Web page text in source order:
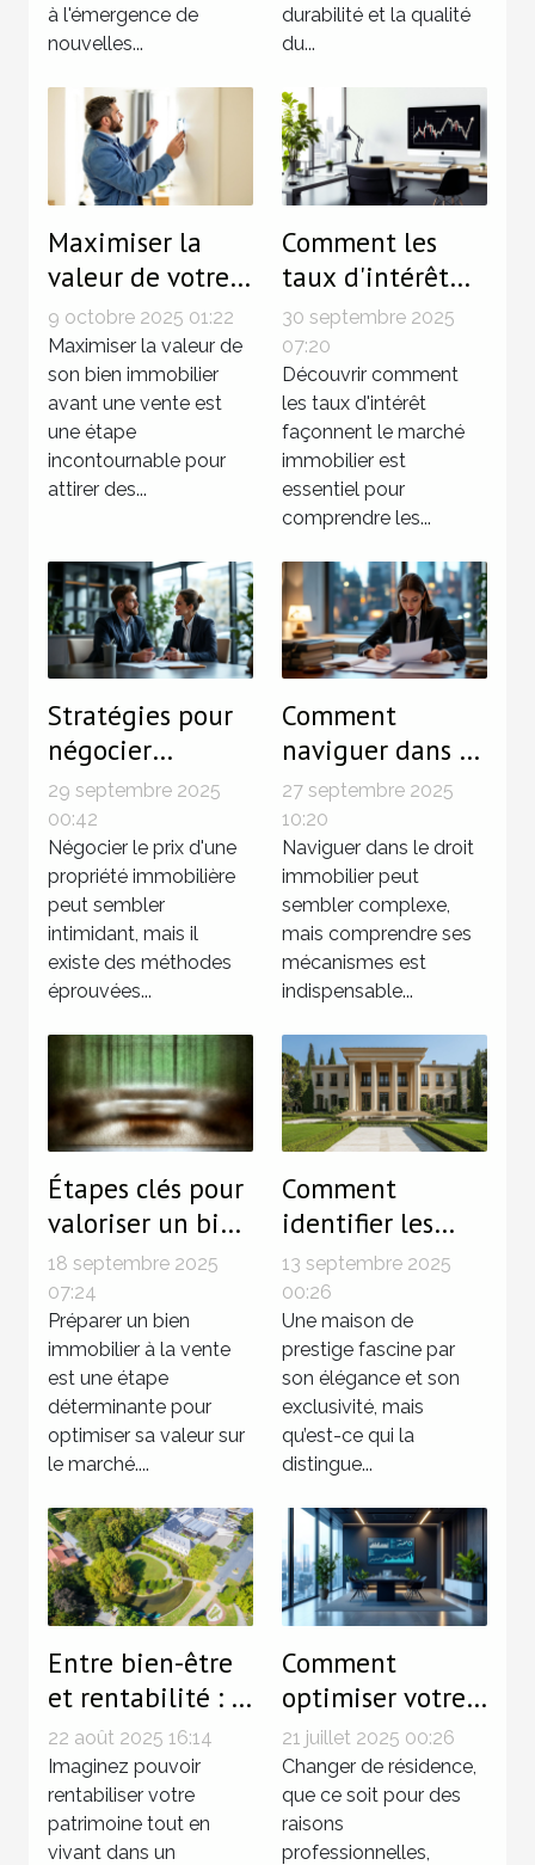
à l'émergence de
nouvelles...
durabilité et la qualité
du...
Maximiser la
valeur de votre
bien avant la
vente :
techniques
éprouvées
9 octobre 2025 01:22
Maximiser la valeur de
son bien immobilier
avant une vente est
une étape
incontournable pour
attirer des...
Comment les
taux d'intérêt
influencent le
marché
immobilier ?
30 septembre 2025
07:20
Découvrir comment
les taux d'intérêt
façonnent le marché
immobilier est
essentiel pour
comprendre les...
Stratégies pour
négocier
efficacement le
prix d'une
propriété
immobilière
29 septembre 2025
00:42
Négocier le prix d'une
propriété immobilière
peut sembler
intimidant, mais il
existe des méthodes
éprouvées...
Comment
naviguer dans le
droit immobilier
pour sécuriser
vos
investissements
?
27 septembre 2025
10:20
Naviguer dans le droit
immobilier peut
sembler complexe,
mais comprendre ses
mécanismes est
indispensable...
Étapes clés pour
valoriser un bien
avant la vente ?
18 septembre 2025
07:24
Préparer un bien
immobilier à la vente
est une étape
déterminante pour
optimiser sa valeur sur
le marché....
Comment
identifier les
caractéristiques
d'une maison de
prestige ?
13 septembre 2025
00:26
Une maison de
prestige fascine par
son élégance et son
exclusivité, mais
qu’est-ce qui la
distingue...
Entre bien-être
et rentabilité : le
charme de
l'immobilier à
Mondorf-les-
Bains
22 août 2025 16:14
Imaginez pouvoir
rentabiliser votre
patrimoine tout en
vivant dans un
Comment
optimiser votre
fiscalité lors de
changements de
résidence ?
21 juillet 2025 00:26
Changer de résidence,
que ce soit pour des
raisons
professionnelles,